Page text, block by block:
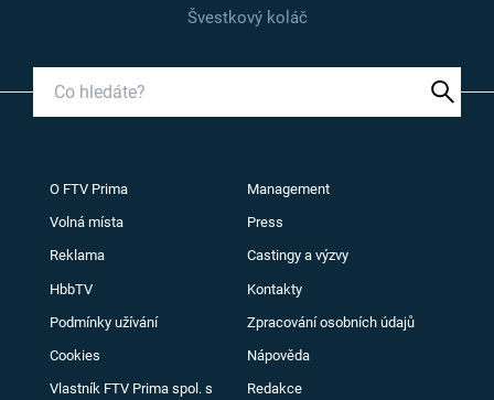
Švestkový koláč
O FTV Prima Management
Volná místa Press
Reklama Castingy a výzvy
HbbTV Kontakty
Podmínky užívání Zpracování osobních údajů
Cookies Nápověda
Vlastník FTV Prima spol. s
Redakce